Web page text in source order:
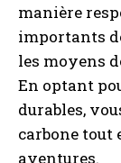
manière
importants
les moyens
En optant
durables,
carbone tout
aventures.